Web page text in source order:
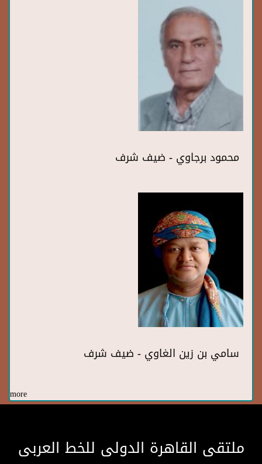
محمود برجاوي - ضيف شرف
سامي بن زين الغاوي - ضيف شرف
more
ملتقى القاهرة الدولى للخط العربى